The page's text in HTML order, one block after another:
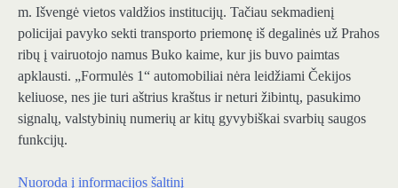
m. Išvengė vietos valdžios institucijų. Tačiau sekmadienį
policijai pavyko sekti transporto priemonę iš degalinės už Prahos
ribų į vairuotojo namus Buko kaime, kur jis buvo paimtas
apklausti. „Formulės 1“ automobiliai nėra leidžiami Čekijos
keliuose, nes jie turi aštrius kraštus ir neturi žibintų, pasukimo
signalų, valstybinių numerių ar kitų gyvybiškai svarbių saugos
funkcijų.
Nuoroda į informacijos šaltinį